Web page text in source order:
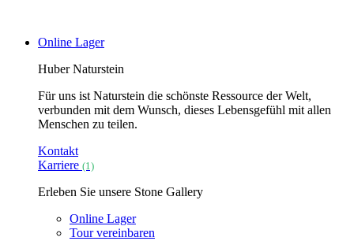
Online Lager
Huber Naturstein
Für uns ist Naturstein die schönste Ressource der Welt,
verbunden mit dem Wunsch, dieses Lebensgefühl mit allen
Menschen zu teilen.
Kontakt
Karriere (1)
Erleben Sie unsere Stone Gallery
Online Lager
Tour vereinbaren